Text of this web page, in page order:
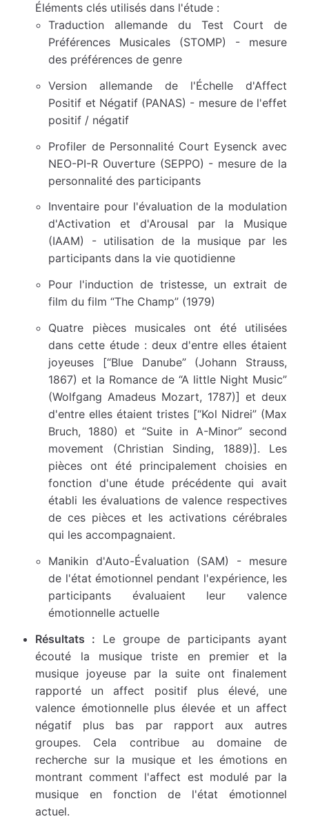
Éléments clés utilisés dans l'étude :
Traduction allemande du Test Court de
Préférences Musicales (STOMP) - mesure
des préférences de genre
Version allemande de l'Échelle d'Affect
Positif et Négatif (PANAS) - mesure de l'effet
positif / négatif
Profiler de Personnalité Court Eysenck avec
NEO-PI-R Ouverture (SEPPO) - mesure de la
personnalité des participants
Inventaire pour l'évaluation de la modulation
d'Activation et d'Arousal par la Musique
(IAAM) - utilisation de la musique par les
participants dans la vie quotidienne
Pour l'induction de tristesse, un extrait de
film du film “The Champ” (1979)
Quatre pièces musicales ont été utilisées
dans cette étude : deux d'entre elles étaient
joyeuses [“Blue Danube” (Johann Strauss,
1867) et la Romance de “A little Night Music”
(Wolfgang Amadeus Mozart, 1787)] et deux
d'entre elles étaient tristes [“Kol Nidrei” (Max
Bruch, 1880) et “Suite in A-Minor” second
movement (Christian Sinding, 1889)]. Les
pièces ont été principalement choisies en
fonction d'une étude précédente qui avait
établi les évaluations de valence respectives
de ces pièces et les activations cérébrales
qui les accompagnaient.
Manikin d'Auto-Évaluation (SAM) - mesure
de l'état émotionnel pendant l'expérience, les
participants évaluaient leur valence
émotionnelle actuelle
Résultats : Le groupe de participants ayant
écouté la musique triste en premier et la
musique joyeuse par la suite ont finalement
rapporté un affect positif plus élevé, une
valence émotionnelle plus élevée et un affect
négatif plus bas par rapport aux autres
groupes. Cela contribue au domaine de
recherche sur la musique et les émotions en
montrant comment l'affect est modulé par la
musique en fonction de l'état émotionnel
actuel.